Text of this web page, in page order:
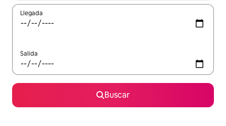
Llegada
Salida
Buscar